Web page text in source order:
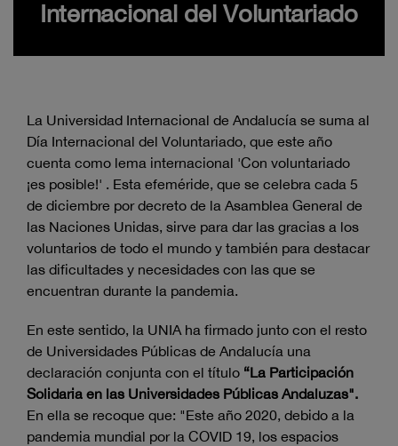
Internacional del Voluntariado
La Universidad Internacional de Andalucía se suma al
Día Internacional del Voluntariado, que este año
cuenta como lema internacional 'Con voluntariado
¡es posible!' . Esta efeméride, que se celebra cada 5
de diciembre por decreto de la Asamblea General de
las Naciones Unidas, sirve para dar las gracias a los
voluntarios de todo el mundo y también para destacar
las dificultades y necesidades con las que se
encuentran durante la pandemia.
En este sentido, la UNIA ha firmado junto con el resto
de Universidades Públicas de Andalucía una
declaración conjunta con el título “La Participación
Solidaria en las Universidades Públicas Andaluzas".
En ella se recoque que: "Este año 2020, debido a la
pandemia mundial por la COVID 19, los espacios